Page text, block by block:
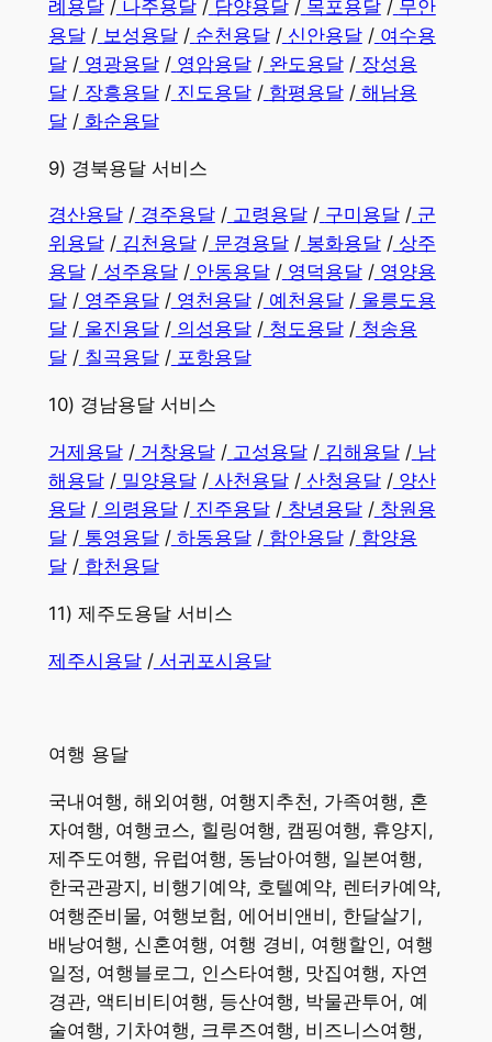
례용달/ 나주용달/ 담양용달/ 목포용달/ 무안
용달/ 보성용달/ 순천용달/ 신안용달/ 여수용
달/ 영광용달/ 영암용달/ 완도용달/ 장성용
달/ 장흥용달/ 진도용달/ 함평용달/ 해남용
달/ 화순용달
9) 경북용달 서비스
경산용달/ 경주용달/ 고령용달/ 구미용달/ 군
위용달/ 김천용달/ 문경용달/ 봉화용달/ 상주
용달/ 성주용달/ 안동용달/ 영덕용달/ 영양용
달/ 영주용달/ 영천용달/ 예천용달/ 울릉도용
달/ 울진용달/ 의성용달/ 청도용달/ 청송용
달/ 칠곡용달/ 포항용달
10) 경남용달 서비스
​거제용달/ 거창용달/ 고성용달/ 김해용달/ 남
해용달/ 밀양용달/ 사천용달/ 산청용달/ 양산
용달/ 의령용달/ 진주용달/ 창녕용달/ 창원용
달/ 통영용달/ 하동용달/ 함안용달/ 함양용
달/ 합천용달
11) 제주도용달 서비스
제주시용달/ 서귀포시용달
여행 용달
​국내여행, 해외여행, 여행지추천, 가족여행, 혼
자여행, 여행코스, 힐링여행, 캠핑여행, 휴양지,
제주도여행, 유럽여행, 동남아여행, 일본여행,
한국관광지, 비행기예약, 호텔예약, 렌터카예약,
여행준비물, 여행보험, 에어비앤비, 한달살기,
배낭여행, 신혼여행, 여행 경비, 여행할인, 여행
일정, 여행블로그, 인스타여행, 맛집여행, 자연
경관, 액티비티여행, 등산여행, 박물관투어, 예
술여행, 기차여행, 크루즈여행, 비즈니스여행,